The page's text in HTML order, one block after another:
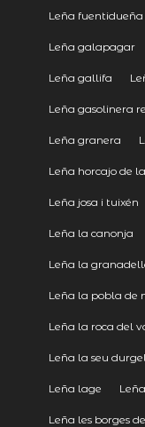
Leña
Leña galapagar
Leña gallifa
Leña gasolinera
Leña granera
Leña horcajo de
Leña josa i tuixén
Leña la canonja
Leña la
Leña la pobla de
Leña la roca del
Leña la seu
Leña lage
Leña les borges